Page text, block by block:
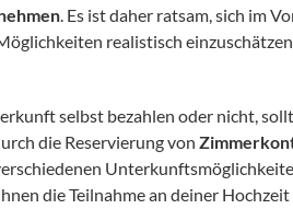
. Es ist daher ratsam, sich im
realistisch
selbst bezahlen oder nicht,
die Reservierung von
die Teilnahme an deiner